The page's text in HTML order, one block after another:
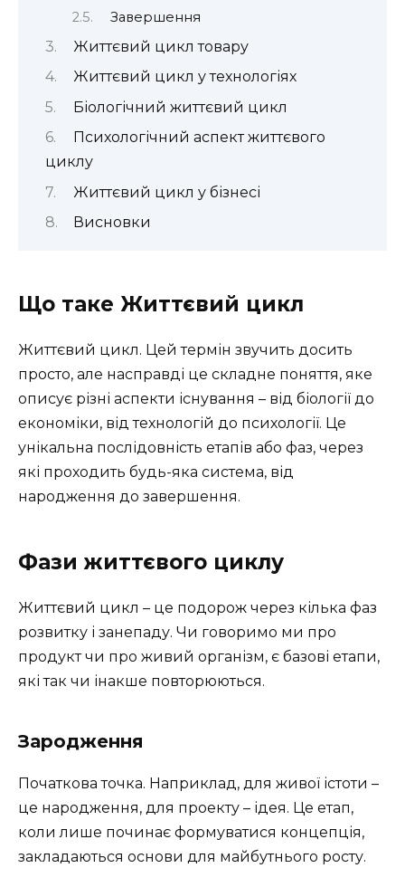
Завершення
Життєвий цикл товару
Життєвий цикл у технологіях
Біологічний життєвий цикл
Психологічний аспект життєвого
циклу
Життєвий цикл у бізнесі
Висновки
Що таке Життєвий цикл
Життєвий цикл. Цей термін звучить досить
просто, але насправді це складне поняття, яке
описує різні аспекти існування – від біології до
економіки, від технологій до психології. Це
унікальна послідовність етапів або фаз, через
які проходить будь-яка система, від
народження до завершення.
Фази життєвого циклу
Життєвий цикл – це подорож через кілька фаз
розвитку і занепаду. Чи говоримо ми про
продукт чи про живий організм, є базові етапи,
які так чи інакше повторюються.
Зародження
Початкова точка. Наприклад, для живої істоти –
це народження, для проекту – ідея. Це етап,
коли лише починає формуватися концепція,
закладаються основи для майбутнього росту.